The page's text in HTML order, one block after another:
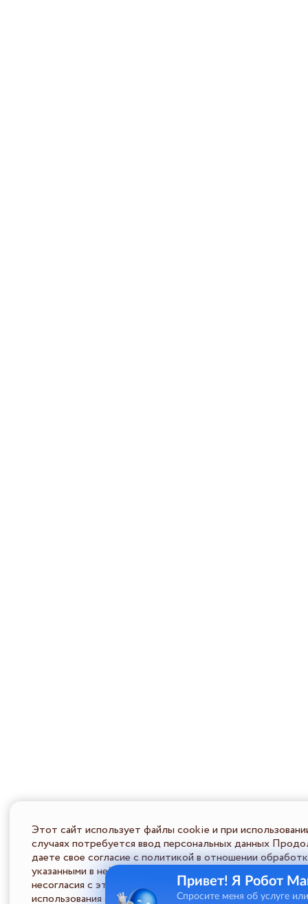
Этот сайт использует файлы cookie и при
случаях потребуется ввод персональных данных
даете свое согласие с политикой в отношении
указанными в ней условиями обработки персональной
несогласия с этими условиями Пользователь должен
использования сайта.
Привет! Я Робот
Спросите меня об услуге